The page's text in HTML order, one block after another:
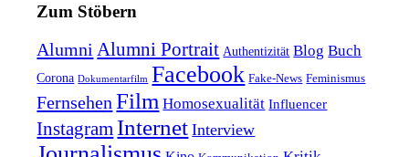
Zum Stöbern
Alumni Alumni Portrait Authentizität Blog Buch
Corona Dokumentarfilm Facebook Fake-News Feminismus
Fernsehen Film Homosexualität Influencer
Instagram Internet Interview